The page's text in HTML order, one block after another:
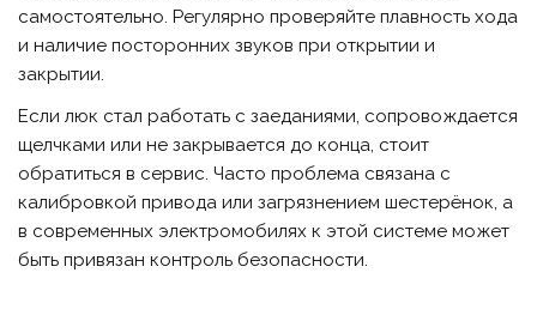
самостоятельно. Регулярно проверяйте плавность хода
и наличие посторонних звуков при открытии и
закрытии.
Если люк стал работать с заеданиями, сопровождается
щелчками или не закрывается до конца, стоит
обратиться в сервис. Часто проблема связана с
калибровкой привода или загрязнением шестерёнок, а
в современных электромобилях к этой системе может
быть привязан контроль безопасности.